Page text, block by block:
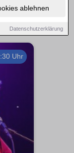
ablehnen
Datenschutzerklärung
Uhr